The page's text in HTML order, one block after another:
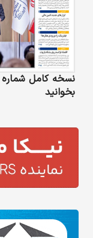
نسخه کامل شماره
بخوانید